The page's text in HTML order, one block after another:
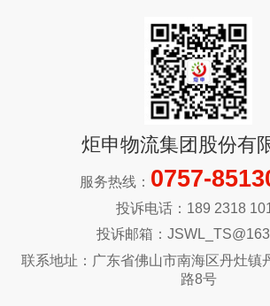
炬申物流集团股份有
服务热线： 0757-
投诉电话：189 2318
投诉邮箱：
联系地址：广东省佛山市南海区丹灶镇
路8号